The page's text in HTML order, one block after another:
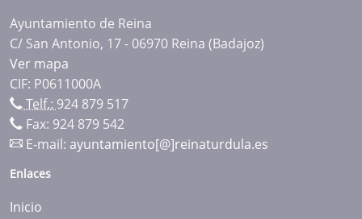
Ayuntamiento de Reina
C/ San Antonio, 17 - 06970 Reina (Badajoz)
Ver mapa
CIF: P0611000A
Telf.: 924 879 517
Fax: 924 879 542
E-mail: ayuntamiento[@]reinaturdula.es
Enlaces
Inicio